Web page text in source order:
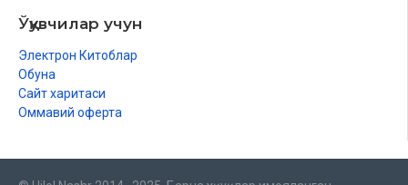
Ўқувчилар учун
Электрон Китоблар
Обуна
Сайт харитаси
Оммавий оферта